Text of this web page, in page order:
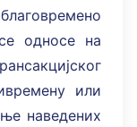
односе на
или
наведених